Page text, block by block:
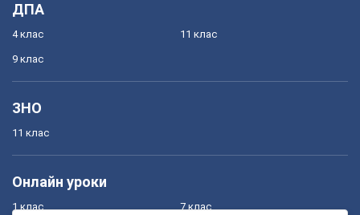
ДПА
4 клас
9 клас
11 клас
ЗНО
11 клас
Онлайн уроки
1 клас 7 клас